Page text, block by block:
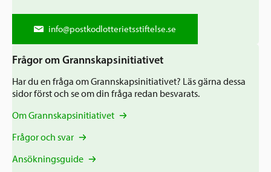
Grannskapsinitiativet
Pressrum
Nyheter & kalenderhändelser
Postkodlotteriet
info@postkodlotterietsstiftelse.se
Frågor om Grannskapsinitiativet
Har du en fråga om Grannskapsinitiativet? Läs gärna dessa
sidor först och se om din fråga redan besvarats.
Om Grannskapsinitiativet
Frågor och svar
Ansökningsguide